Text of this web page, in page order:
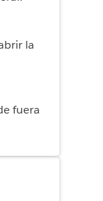
la
fuera